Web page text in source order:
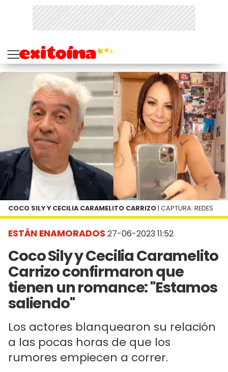
ESTÁN ENAMORADOS 27-06-2023 11:52
Coco Sily y Cecilia Caramelito
Carrizo confirmaron que
tienen un romance: "Estamos
saliendo"
Los actores blanquearon su relación
a las pocas horas de que los
rumores empiecen a correr.
COCO SILY Y CECILIA CARAMELITO CARRIZO | CAPTURA: REDES